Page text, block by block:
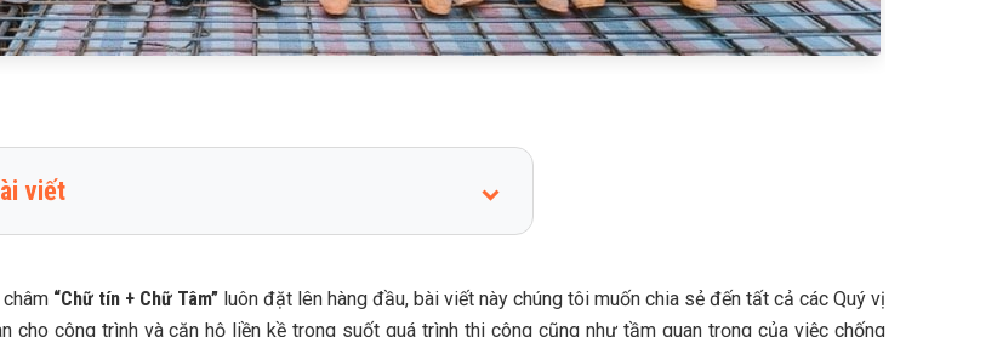
viết
Larsen tại Hà Nội 2026
“Chữ tín + Chữ Tâm” luôn đặt lên hàng đầu, bài viết này chúng tôi muốn chia sẻ đến tất cả các Quý vị
cho công trình và căn hộ liền kề trong suốt quá trình thi công cũng như tầm quan trọng của việc chống